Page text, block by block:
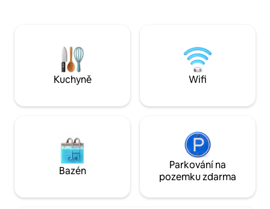
manželská postel, sprcha s duálním
ovládáním / sprchovou hlavicí, krytá
veranda o rozměrech 20 x 16 stop
s velkou pohovkou a vířivkou pro
auta a přístup na nábřeží. There is an
vířivku pod
do sauny, ledové
zařízení. 1 hodinu
od Cookeville.
Kuchyně Wifi
Bazén
Parkování na
pozemku zdarma